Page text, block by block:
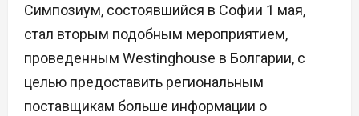
Симпозиум, состоявшийся в Софии 1 мая,
стал вторым подобным мероприятием,
проведенным Westinghouse в Болгарии, с
целью предоставить региональным
поставщикам больше информации о